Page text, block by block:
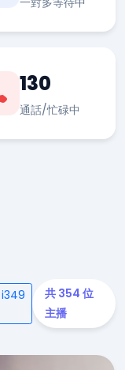
130
通話/忙碌中
i349
共 354 位
主播